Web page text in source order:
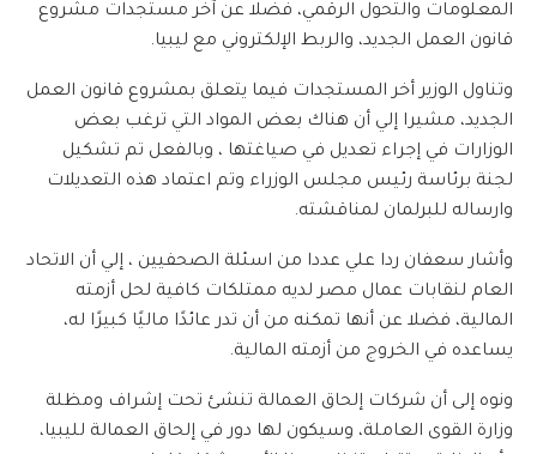
المعلومات والتحول الرقمي، فضلا عن آخر مستجدات مشروع
قانون العمل الجديد، والربط الإلكتروني مع ليبيا.
وتناول الوزير أخر المستجدات فيما يتعلق بمشروع قانون العمل
الجديد، مشيرا إلي أن هناك بعض المواد التي ترغب بعض
الوزارات في إجراء تعديل في صياغتها ، وبالفعل تم تشكيل
لجنة برئاسة رئيس مجلس الوزراء وتم اعتماد هذه التعديلات
وارساله للبرلمان لمناقشته.
وأشار سعفان ردا علي عددا من اسئلة الصحفيين ، إلي أن الاتحاد
العام لنقابات عمال مصر لديه ممتلكات كافية لحل أزمته
المالية، فضلا عن أنها تمكنه من أن تدر عائدًا ماليًا كبيرًا له،
يساعده في الخروج من أزمته المالية.
ونوه إلى أن شركات إلحاق العمالة تنشئ تحت إشراف ومظلة
وزارة القوى العاملة، وسيكون لها دور في إلحاق العمالة لليبيا،